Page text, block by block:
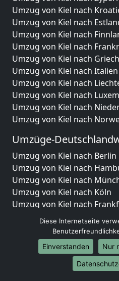
Umzug von Kiel nach
Umzug von Kiel nach
Umzug von Kiel nach
Umzug von Kiel nach
Umzug von Kiel nach
Umzug von Kiel nach Italien
Umzug von Kiel nach
Umzug von Kiel nach
Umzug von Kiel nach
Umzug von Kiel nach
Umzüge-
Umzug von Kiel nach Berlin
Umzug von Kiel nach
Umzug von Kiel nach
Umzug von Kiel nach Köln
Umzug von Kiel nach
Umzug von Kiel nach
Umzug von Kiel nach
Umzug von Kiel nach
Umzug von Kiel nach
Umzug von Kiel nach Essen
Diese Internetseite
Einverstanden
Nur